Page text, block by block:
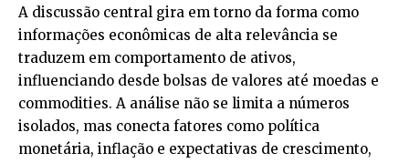
A discussão central gira em torno da forma como
informações econômicas de alta relevância se
traduzem em comportamento de ativos,
influenciando desde bolsas de valores até moedas e
commodities. A análise não se limita a números
isolados, mas conecta fatores como política
monetária, inflação e expectativas de crescimento,